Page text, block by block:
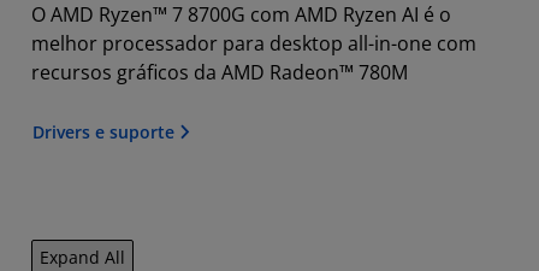
O AMD Ryzen™ 7 8700G com AMD Ryzen AI é o
melhor processador para desktop all-in-one com
recursos gráficos da AMD Radeon™ 780M
Drivers e suporte
Expand All